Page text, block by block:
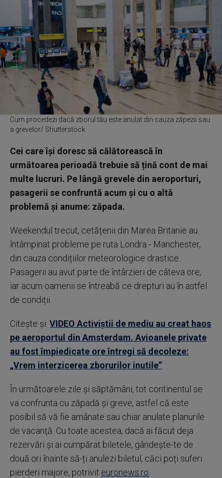
Cum procedezi dacă zborul tău este anulat din cauza zăpezii sau
a grevelor/ Shutterstock
Cei care își doresc să călătorească în
următoarea perioadă trebuie să țină cont de mai
multe lucruri. Pe lângă grevele din aeroporturi,
pasagerii se confruntă acum și cu o altă
problemă și anume: zăpada.
Weekendul trecut, cetățenii din Marea Britanie au
întâmpinat probleme pe ruta Londra - Manchester,
din cauza condițiilor meteorologice drastice.
Pasagerii au avut parte de întârzieri de câteva ore,
iar acum oamenii se întreabă ce drepturi au în astfel
de condiții.
Citește și: VIDEO Activiștii de mediu au creat haos
pe aeroportul din Amsterdam. Avioanele private
au fost împiedicate ore întregi să decoleze:
„Vrem interzicerea zborurilor inutile”
În următoarele zile și săptămâni, tot continentul se
va confrunta cu zăpadă și greve, astfel că este
posibil să vă fie amânate sau chiar anulate planurile
de vacanță. Cu toate acestea, dacă ai făcut deja
rezervări și ai cumpărat biletele, gândește-te de
două ori înainte să-ți anulezi biletul, căci poți suferi
pierderi majore, potrivit euronews.ro